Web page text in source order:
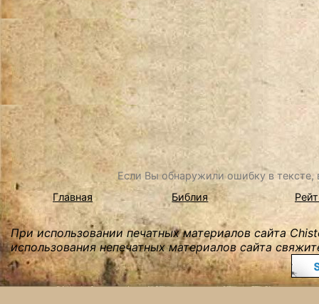
Если Вы обнаружили ошибку в
Главная
Библия
При использовании печатных материалов сайта
использования непечатных материалов сайта